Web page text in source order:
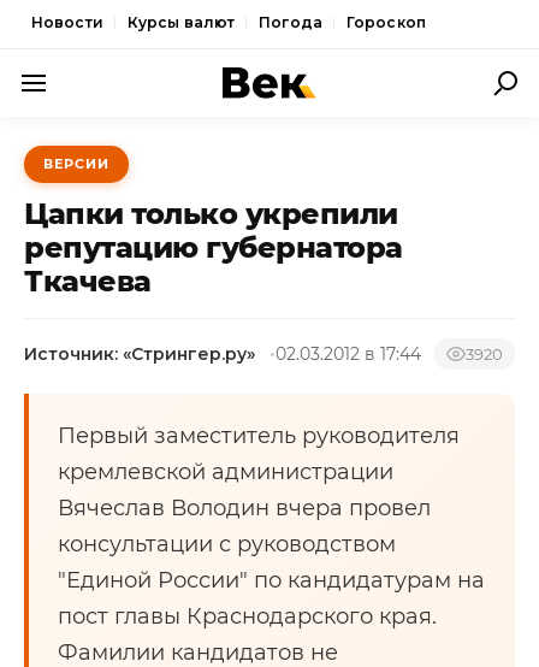
Новости Курсы валют Погода Гороскоп
ПОЛИТИКА
ЭКОНОМИКА
ОБЩЕСТВО
СПОРТ
ВЕРСИИ
Цапки только укрепили
репутацию губернатора
Ткачева
Источник: «Стрингер.ру» 02.03.2012 в 17:44 3920
Первый заместитель руководителя
кремлевской администрации
Вячеслав Володин вчера провел
консультации с руководством
"Единой России" по кандидатурам на
пост главы Краснодарского края.
Фамилии кандидатов не